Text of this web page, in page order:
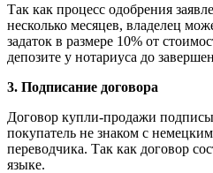
Так как процесс одобрения
несколько месяцев, владелец
задаток в размере 10% от
депозите у нотариуса до
3. Подписание договора
Договор купли-продажи
покупатель не знаком с
переводчика. Так как договор
языке.